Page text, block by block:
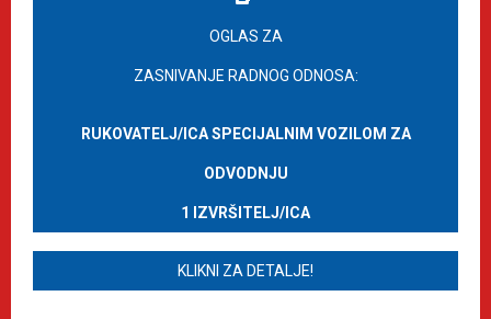
OGLAS ZA
ZASNIVANJE RADNOG ODNOSA:
RUKOVATELJ/ICA SPECIJALNIM VOZILOM ZA
ODVODNJU
1 IZVRŠITELJ/ICA
KLIKNI ZA DETALJE!